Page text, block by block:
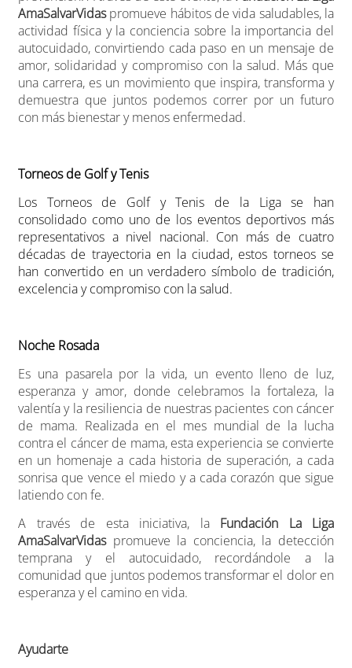
AmaSalvarVidaspromueve hábitos de vida saludables, la
actividad física y la conciencia sobre la importancia del
autocuidado, convirtiendo cada paso en un mensaje de
amor, solidaridad y compromiso con la salud. Más que
una carrera, es un movimiento que inspira, transforma y
demuestra que juntos podemos correr por un futuro
con más bienestar y menos enfermedad.
Torneos de Golf y Tenis
Los Torneos de Golf y Tenis de la Liga se han
consolidado como uno de los eventos deportivos más
representativos a nivel nacional. Con más de cuatro
décadas de trayectoria en la ciudad, estos torneos se
han convertido en un verdadero símbolo de tradición,
excelencia y compromiso con la salud.
Noche Rosada
Es una pasarela por la vida, un evento lleno de luz,
esperanza y amor, donde celebramos la fortaleza, la
valentía y la resiliencia de nuestras pacientes con cáncer
de mama. Realizada en el mes mundial de la lucha
contra el cáncer de mama, esta experiencia se convierte
en un homenaje a cada historia de superación, a cada
sonrisa que vence el miedo y a cada corazón que sigue
latiendo con fe.
A través de esta iniciativa, la Fundación La Liga
AmaSalvarVidaspromueve la conciencia, la detección
temprana y el autocuidado, recordándole a la
comunidad que juntos podemos transformar el dolor en
esperanza y el camino en vida.
Ayudarte